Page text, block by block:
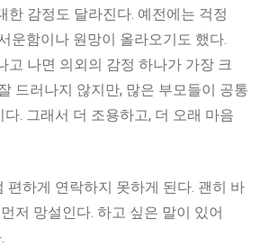
한 감정도 달라진다. 예전에는 걱정
운함이나 원망이 올라오기도 했다.
고 나면 의외의 감정 하나가 가장 크
드러나지 않지만, 많은 부모들이 공통
. 그래서 더 조용하고, 더 오래 마음
편하게 연락하지 못하게 된다. 괜히 바
저 망설인다. 하고 싶은 말이 있어